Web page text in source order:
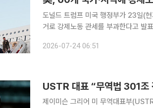
도널드 트럼프 미국 행정부가 23일(
거로 강제노동 관세를 부과한다고
그통신에 따르면 새로운 관세는 통상
2026-07-24 06:51
USTR 대표 “무역법 301조
제이미슨 그리어 미 무역대표부